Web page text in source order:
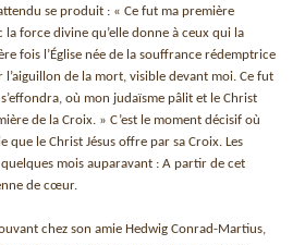
se produit : « Ce fut ma première
la force divine qu’elle donne à ceux qui la
fois l’Église née de la souffrance rédemptrice
de la mort, visible devant moi. Ce fut
où mon judaïsme pâlit et le Christ
de la Croix. » C’est le moment décisif où
que le Christ Jésus offre par sa Croix. Les
mois auparavant : A partir de cet
de cœur.
chez son amie Hedwig Conrad-Martius,